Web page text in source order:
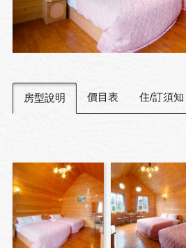
房型說明 價目表 住/訂須知